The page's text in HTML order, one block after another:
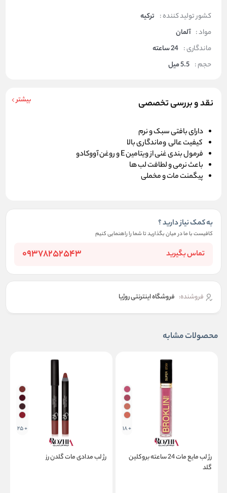
کشور تولید کننده : ترکیه
مواد : آلمان
ماندگاری : 24 ساعته
حجم : 5.5 میل
نقد و بررسی تخصصی بیشتر
دارای بافتی سبک و نرم
کیفیت عالی وماندگاری بالا
فرمول بندی غنی از ویتامین E و روغن آووکادو
باعث نرمی و لطافت لب ها
پیگمنت مات و مخملی
به کمک نیاز دارید ؟
کافیست با ما در میان بگذارید تا شما را راهنمایی کنیم
تماس بگیرید 09378252543
فروشنده: فروشگاه اینترنتی روژیا
محصولات مشابه
+ 18
رژ لب مایع مات 24 ساعته بروکلین
گلد
+ 25
رژ لب مدادی مات گلدن رز